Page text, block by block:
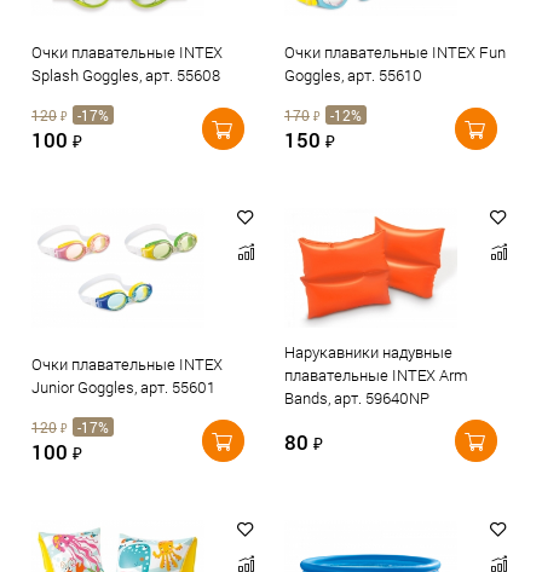
Очки плавательные INTEX
Splash Goggles, арт. 55608
120 ₽ -17%
100 ₽
Очки плавательные INTEX Fun
Goggles, арт. 55610
170 ₽ -12%
150 ₽
Очки плавательные INTEX
Junior Goggles, арт. 55601
120 ₽ -17%
100 ₽
Нарукавники надувные
плавательные INTEX Arm
Bands, арт. 59640NP
80 ₽